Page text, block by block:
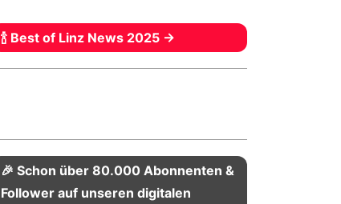
🍾 Best of Linz News 2025 →
🎉 Schon über 80.000 Abonnenten &
Follower auf unseren digitalen